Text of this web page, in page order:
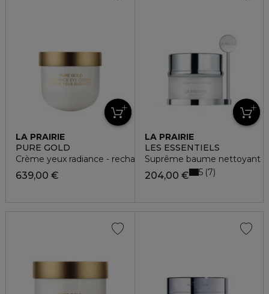
LA PRAIRIE
PURE GOLD
Crème yeux radiance - recharge
639,00 €
LA PRAIRIE
LES ESSENTIELS
Suprême baume nettoyant
204,00 € 5 7